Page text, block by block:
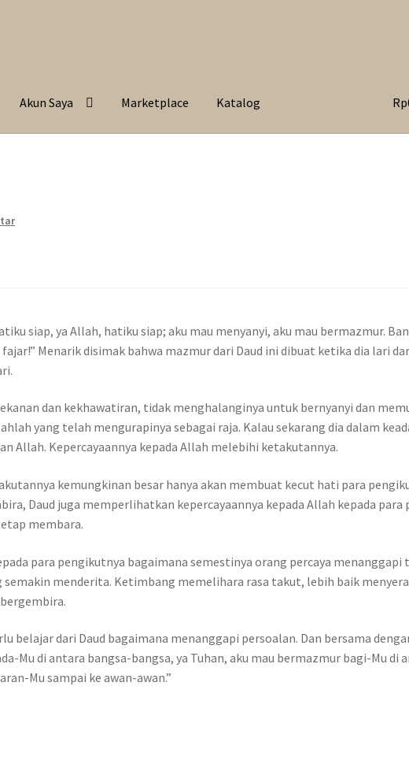
Akun Saya Marketplace Katalog Rp
siap, ya Allah, hatiku siap; aku mau menyanyi, aku mau bermazmur.
Menarik disimak bahwa mazmur dari Daud ini dibuat ketika dia lari
dan kekhawatiran, tidak menghalanginya untuk bernyanyi dan
yang telah mengurapinya sebagai raja. Kalau sekarang dia dalam
Allah. Kepercayaannya kepada Allah melebihi ketakutannya.
kemungkinan besar hanya akan membuat kecut hati para
Daud juga memperlihatkan kepercayaannya kepada Allah kepada para
membara.
para pengikutnya bagaimana semestinya orang percaya menanggapi
menderita. Ketimbang memelihara rasa takut, lebih baik
belajar dari Daud bagaimana menanggapi persoalan. Dan bersama
Mu di antara bangsa-bangsa, ya Tuhan, aku mau bermazmur bagi-Mu di
Mu sampai ke awan-awan.”